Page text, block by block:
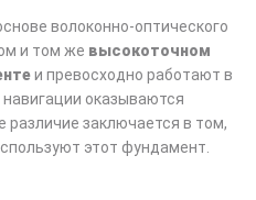
волоконно-оптического
и том же высокоточном
и превосходно работают в
оказываются
заключается в том,
этот фундамент.